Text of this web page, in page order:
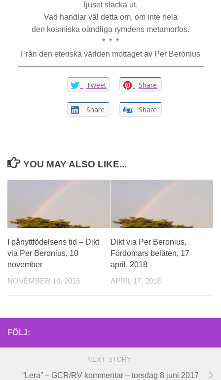
ljuset släcka ut.
Vad handlar väl detta om, om inte hela
den kosmiska oändliga rymdens metamorfos.
* * *
Från den eteriska världen mottaget av Per Beronius
———————————————————————–
Tweet Share
Share Share
YOU MAY ALSO LIKE...
I pånyttfödelsens tid – Dikt
via Per Beronius, 10
november
NOVEMBER 10, 2016
Dikt via Per Beronius,
Fördomars beläten, 17
april, 2018
APRIL 17, 2018
FÖLJ:
NEXT STORY
“Lera” – GCR/RV kommentar – torsdag 8 juni 2017